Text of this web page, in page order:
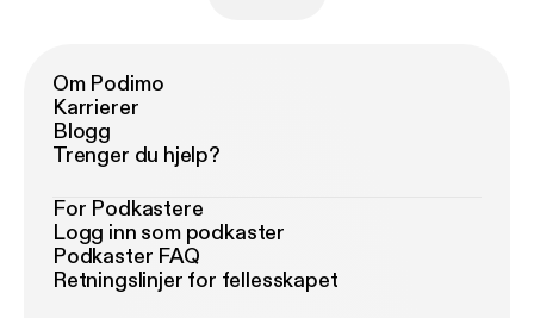
Om Podimo
Karrierer
Blogg
Trenger du hjelp?
For Podkastere
Logg inn som podkaster
Podkaster FAQ
Retningslinjer for fellesskapet